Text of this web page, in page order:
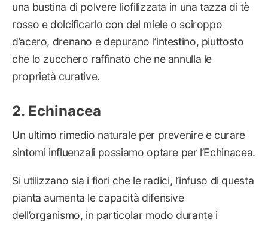
una bustina di polvere liofilizzata in una tazza di tè
rosso e dolcificarlo con del miele o sciroppo
d’acero, drenano e depurano l’intestino, piuttosto
che lo zucchero raffinato che ne annulla le
proprietà curative.
Echinacea
Un ultimo rimedio naturale per prevenire e curare
sintomi influenzali possiamo optare per l’Echinacea.
Si utilizzano sia i fiori che le radici, l’infuso di questa
pianta aumenta le capacità difensive
dell’organismo, in particolar modo durante i